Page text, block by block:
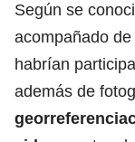
Según se
acompañado
habrían
además de